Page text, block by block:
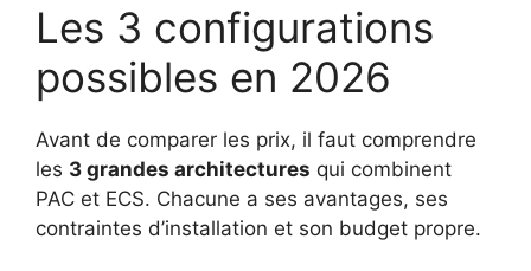
Les 3 configurations
possibles en 2026
Avant de comparer les prix, il faut comprendre
les 3 grandes architectures qui combinent
PAC et ECS. Chacune a ses avantages, ses
contraintes d’installation et son budget propre.